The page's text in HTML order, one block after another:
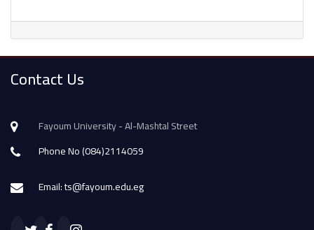
Contact Us
Fayoum University - Al-Mashtal Street
Phone No (084)2114059
Email: ts@fayoum.edu.eg